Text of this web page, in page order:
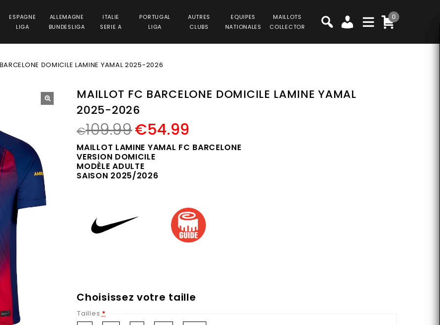
ESPAGNE
LIGA
ALLEMAGNE
BUNDESLIGA
ITALIE
SERIE A
PORTUGAL
LIGA
AUTRES
CLUBS
EQUIPES
NATIONALES
MAILLOTS
COLLECTOR
0
DOMICILE LAMINE YAMAL 2025-2026
MAILLOT FC BARCELONE DOMICILE LAMINE YAMAL
2025-2026
€109.99€54.99
MAILLOT LAMINE YAMAL FC BARCELONE
VERSION DOMICILE
MODÈLE ADULTE
SAISON 2025/2026
Choisissez votre taille
Tailles *